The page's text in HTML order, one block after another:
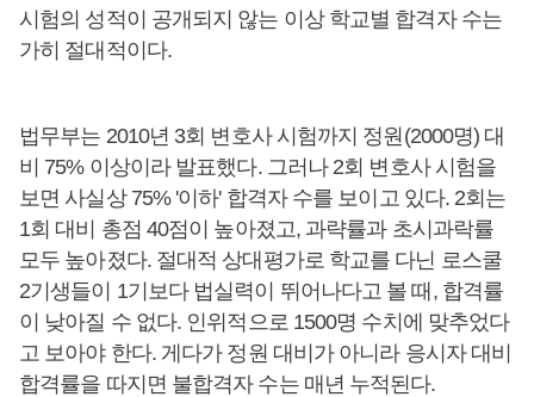
시험의 성적이 공개되지 않는 이상 학교별 합격자 수는
가히 절대적이다.
법무부는 2010년 3회 변호사 시험까지 정원(2000명) 대
비 75% 이상이라 발표했다. 그러나 2회 변호사 시험을
보면 사실상 75% '이하' 합격자 수를 보이고 있다. 2회는
1회 대비 총점 40점이 높아졌고, 과략률과 초시과락률
모두 높아졌다. 절대적 상대평가로 학교를 다닌 로스쿨
2기생들이 1기보다 법실력이 뛰어나다고 볼 때, 합격률
이 낮아질 수 없다. 인위적으로 1500명 수치에 맞추었다
고 보아야 한다. 게다가 정원 대비가 아니라 응시자 대비
합격률을 따지면 불합격자 수는 매년 누적된다.